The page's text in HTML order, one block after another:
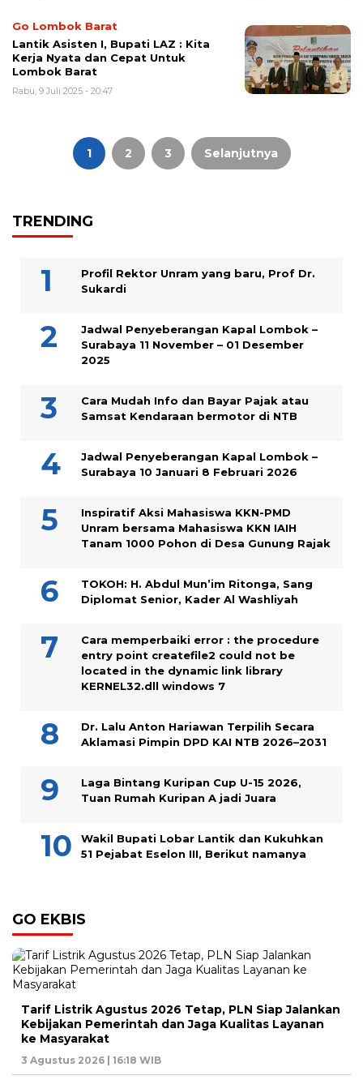
Go Lombok Barat
Lantik Asisten I, Bupati LAZ : Kita
Kerja Nyata dan Cepat Untuk
Lombok Barat
Rabu, 9 Juli 2025 - 20:47
Paginasi
1 2 3 Selanjutnya
TRENDING
Profil Rektor Unram yang baru, Prof Dr.
Sukardi
Jadwal Penyeberangan Kapal Lombok –
Surabaya 11 November – 01 Desember
2025
Cara Mudah Info dan Bayar Pajak atau
Samsat Kendaraan bermotor di NTB
Jadwal Penyeberangan Kapal Lombok –
Surabaya 10 Januari 8 Februari 2026
Inspiratif Aksi Mahasiswa KKN-PMD
Unram bersama Mahasiswa KKN IAIH
Tanam 1000 Pohon di Desa Gunung Rajak
TOKOH: H. Abdul Mun’im Ritonga, Sang
Diplomat Senior, Kader Al Washliyah
Cara memperbaiki error : the procedure
entry point createfile2 could not be
located in the dynamic link library
KERNEL32.dll windows 7
Dr. Lalu Anton Hariawan Terpilih Secara
Aklamasi Pimpin DPD KAI NTB 2026–2031
Laga Bintang Kuripan Cup U-15 2026,
Tuan Rumah Kuripan A jadi Juara
Wakil Bupati Lobar Lantik dan Kukuhkan
51 Pejabat Eselon III, Berikut namanya
GO EKBIS
Tarif Listrik Agustus 2026 Tetap, PLN Siap Jalankan
Kebijakan Pemerintah dan Jaga Kualitas Layanan
ke Masyarakat
3 Agustus 2026 | 16:18 WIB